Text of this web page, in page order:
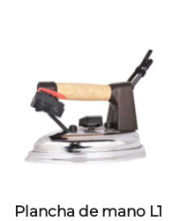
Plancha de mano L1